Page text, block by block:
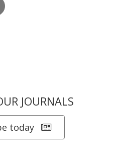
JOURNALS
today